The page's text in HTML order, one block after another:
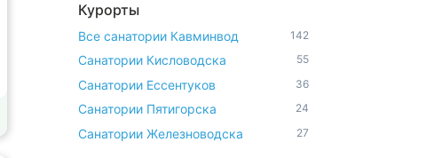
Курорты
Все санатории Кавминвод 142
Санатории Кисловодска 55
Санатории Ессентуков 36
Санатории Пятигорска 24
Санатории Железноводска 27